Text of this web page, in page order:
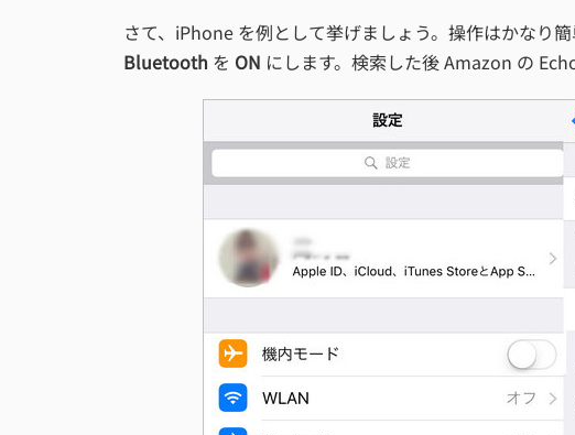
さて、iPhone を例として挙げましょう。操作はかなり
Bluetooth を ON にします。検索した後 Amazon の